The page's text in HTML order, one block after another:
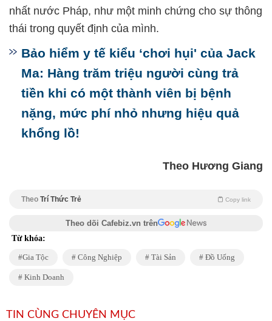
nhất nước Pháp, như một minh chứng cho sự thông
thái trong quyết định của mình.
Bảo hiểm y tế kiểu ‘chơi hụi' của Jack
Ma: Hàng trăm triệu người cùng trả
tiền khi có một thành viên bị bệnh
nặng, mức phí nhỏ nhưng hiệu quả
khổng lồ!
Theo Hương Giang
Theo Trí Thức Trẻ Copy link
Theo dõi Cafebiz.vn trên
Từ khóa:
Gia Tộc Công Nghiệp Tài Sản Đồ Uống
Kinh Doanh
TIN CÙNG CHUYÊN MỤC